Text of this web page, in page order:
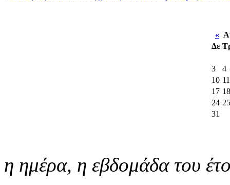
«
Δε
3
4
10 11
17 18
24 25
31
η ημέρα, η εβδομάδα του